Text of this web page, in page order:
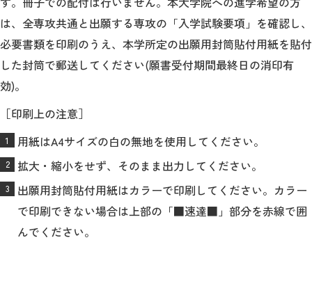
は、全専攻共通と出願する専攻の「入学試験要項」を確認し、
必要書類を印刷のうえ、本学所定の出願用封筒貼付用紙を貼付
した封筒で郵送してください(願書受付期間最終日の消印有
効)。
［印刷上の注意］
用紙はA4サイズの白の無地を使用してください。
拡大・縮小をせず、そのまま出力してください。
出願用封筒貼付用紙はカラーで印刷してください。カラー
で印刷できない場合は上部の「■速達■」部分を赤線で囲
んでください。